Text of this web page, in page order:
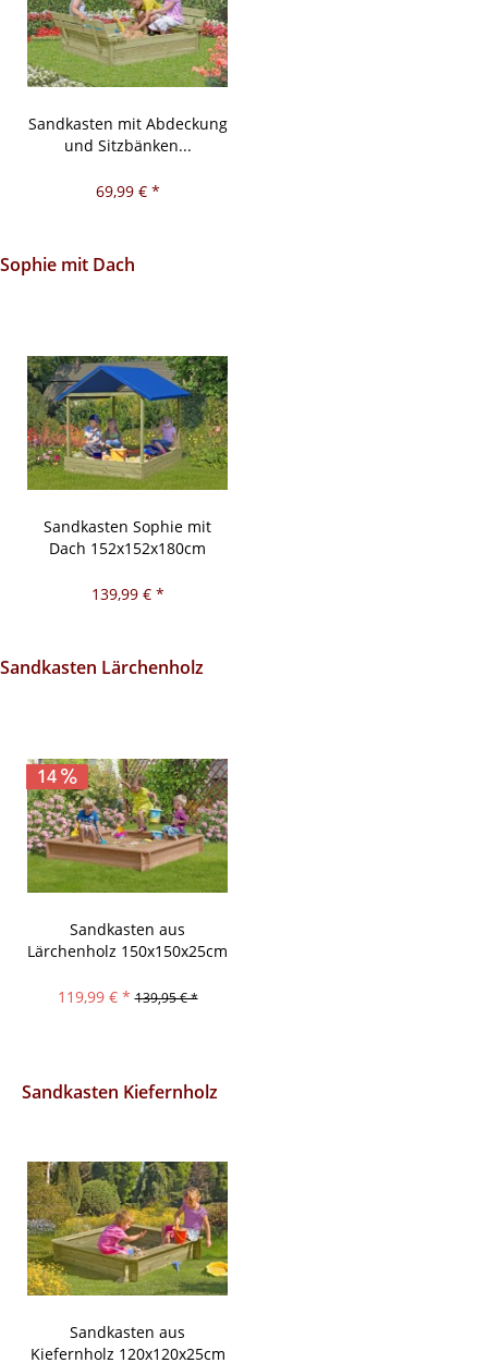
Sandkasten mit Abdeckung
und Sitzbänken...
69,99 € *
Sophie mit Dach
Sandkasten Sophie mit
Dach 152x152x180cm
139,99 € *
Sandkasten Lärchenholz
14
Sandkasten aus
Lärchenholz 150x150x25cm
119,99 € * 139,95 € *
Sandkasten Kiefernholz
Sandkasten aus
Kiefernholz 120x120x25cm